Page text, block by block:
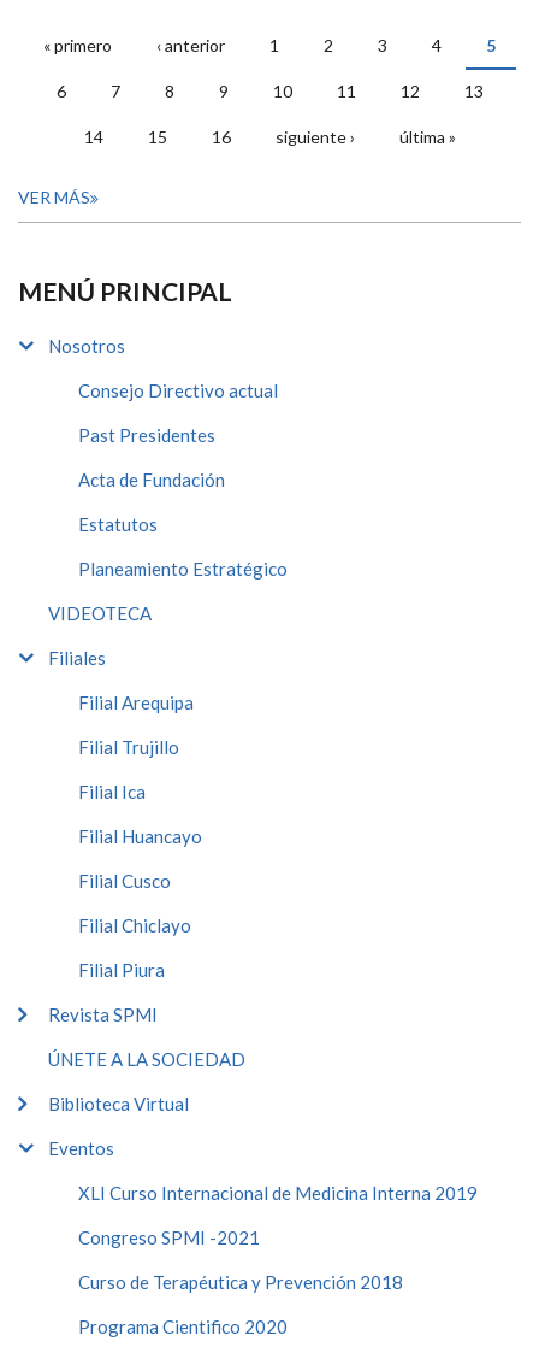
PÁGINAS
« primero ‹ anterior 1 2 3 4 5
6 7 8 9 10 11 12 13
14 15 16 siguiente › última »
VER MÁS
MENÚ PRINCIPAL
Nosotros
Consejo Directivo actual
Past Presidentes
Acta de Fundación
Estatutos
Planeamiento Estratégico
VIDEOTECA
Filiales
Filial Arequipa
Filial Trujillo
Filial Ica
Filial Huancayo
Filial Cusco
Filial Chiclayo
Filial Piura
Revista SPMI
ÚNETE A LA SOCIEDAD
Biblioteca Virtual
Eventos
XLI Curso Internacional de Medicina Interna 2019
Congreso SPMI -2021
Curso de Terapéutica y Prevención 2018
Programa Cientifico 2020